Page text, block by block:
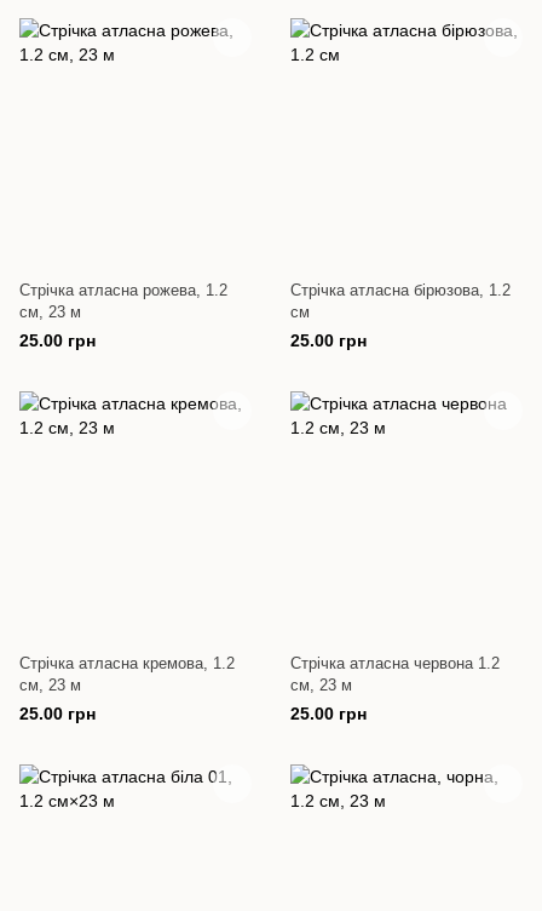
Стрічка атласна рожева, 1.2
см, 23 м
25.00 грн
Стрічка атласна бірюзова, 1.2
см
25.00 грн
Стрічка атласна кремова, 1.2
см, 23 м
25.00 грн
Стрічка атласна червона 1.2
см, 23 м
25.00 грн